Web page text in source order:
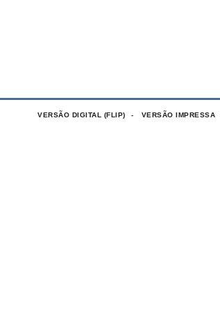
VERSÃO DIGITAL (FLIP) VERSÃO IMPRESSA